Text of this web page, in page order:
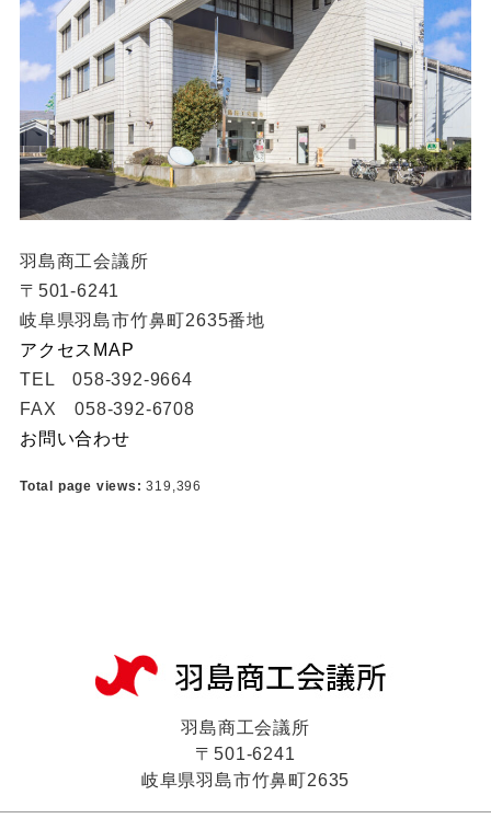
羽島商工会議所
〒501-6241
岐阜県羽島市竹鼻町2635番地
アクセスMAP
TEL 058-392-9664
FAX 058-392-6708
お問い合わせ
Total page views:319,396
羽島商工会議所
〒501-6241
岐阜県羽島市竹鼻町2635